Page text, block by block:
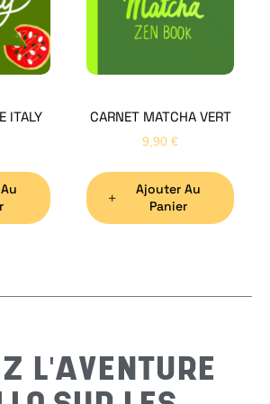
ITALY CARNET MATCHA VERT
9,90 €
Ajouter Au
Panier
L'AVENTURE